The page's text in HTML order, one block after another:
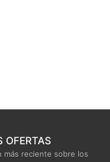
OFERTAS
más reciente sobre los